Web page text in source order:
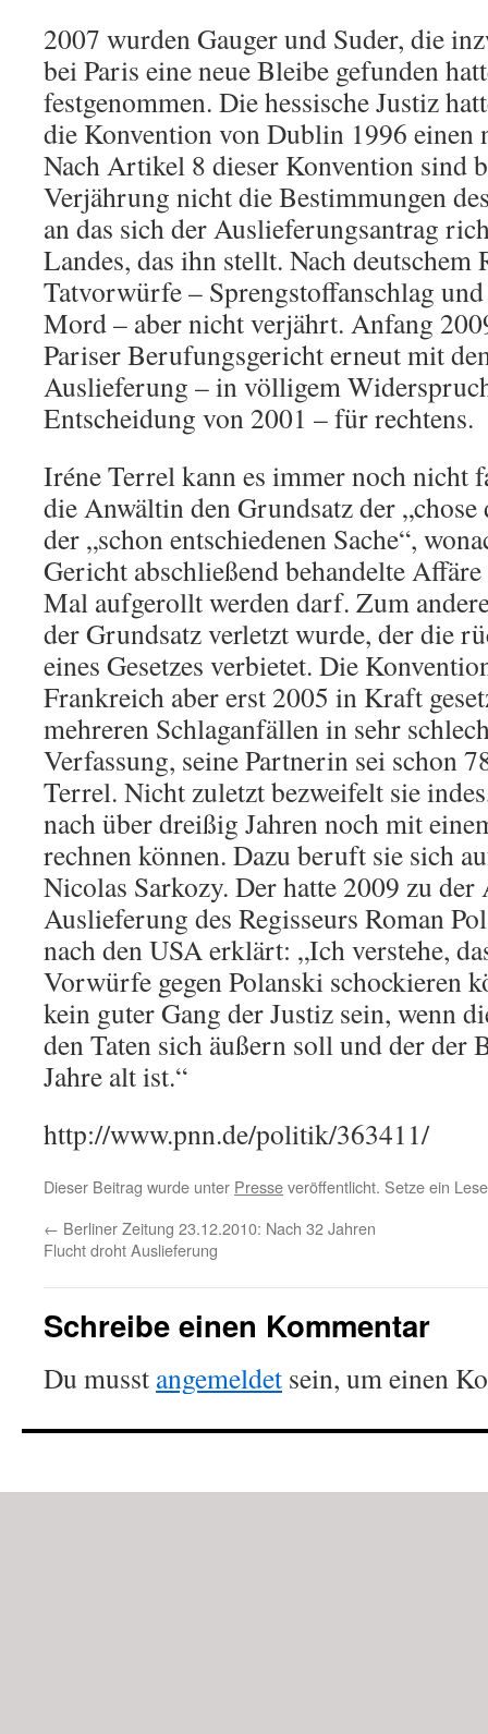
2007 wurden Gauger und Suder, die
bei Paris eine neue Bleibe gefunden
festgenommen. Die hessische Justiz
die Konvention von Dublin 1996 einen
Nach Artikel 8 dieser Konvention sind
Verjährung nicht die Bestimmungen
an das sich der Auslieferungsantrag
Landes, das ihn stellt. Nach deutschem
Tatvorwürfe – Sprengstoffanschlag
Mord – aber nicht verjährt. Anfang
Pariser Berufungsgericht erneut mit
Auslieferung – in völligem
Entscheidung von 2001 – für rechtens.
Iréne Terrel kann es immer noch nicht
die Anwältin den Grundsatz der „chose
der „schon entschiedenen Sache“,
Gericht abschließend behandelte
Mal aufgerollt werden darf. Zum
der Grundsatz verletzt wurde, der die
eines Gesetzes verbietet. Die
Frankreich aber erst 2005 in Kraft
mehreren Schlaganfällen in sehr
Verfassung, seine Partnerin sei schon
Terrel. Nicht zuletzt bezweifelt sie
nach über dreißig Jahren noch mit
rechnen können. Dazu beruft sie sich
Nicolas Sarkozy. Der hatte 2009 zu
Auslieferung des Regisseurs Roman
nach den USA erklärt: „Ich verstehe,
Vorwürfe gegen Polanski schockieren
kein guter Gang der Justiz sein, wenn
den Taten sich äußern soll und der der
Jahre alt ist.“
http://www.pnn.de/politik/363411/
Dieser Beitrag wurde unter Presseveröffentlicht. Setze ein
← Berliner Zeitung 23.12.2010: Nach 32 Jahren
Flucht droht Auslieferung
Schreibe einen Kommentar
Du musst angemeldet sein, um einen